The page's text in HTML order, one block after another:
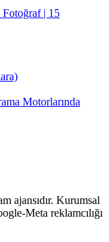
| 15
Motorlarında
ajansıdır. Kurumsal
Meta reklamcılığı